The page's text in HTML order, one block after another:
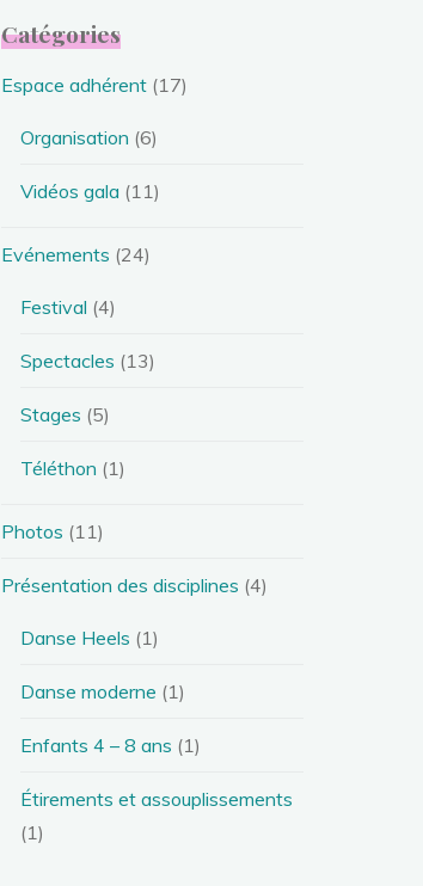
Catégories
Espace adhérent (17)
Organisation (6)
Vidéos gala (11)
Evénements (24)
Festival (4)
Spectacles (13)
Stages (5)
Téléthon (1)
Photos (11)
Présentation des disciplines (4)
Danse Heels (1)
Danse moderne (1)
Enfants 4 – 8 ans (1)
Étirements et assouplissements
(1)